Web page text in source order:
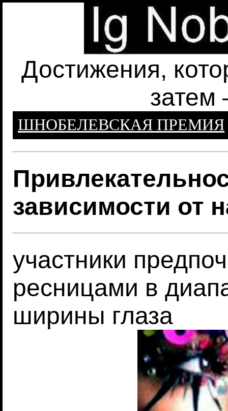
Достижения,
затем
ШНОБЕЛЕВСКАЯ ПРЕМИЯ
зависимости от
участники
ресницами в
ширины глаза